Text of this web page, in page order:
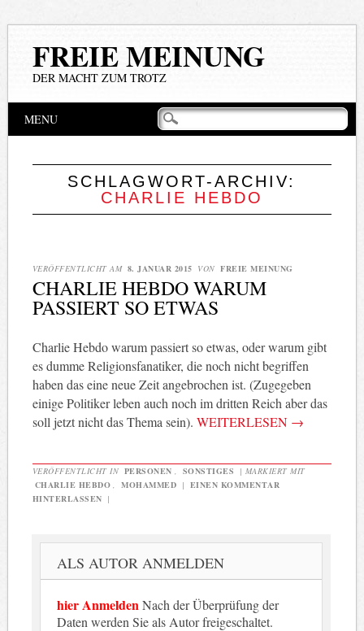
FREIE MEINUNG
DER MACHT ZUM TROTZ
Hauptmenü
Inhalt
MENU
SCHLAGWORT-ARCHIV:
CHARLIE HEBDO
VERÖFFENTLICHT AM 8. JANUAR 2015 VON FREIE MEINUNG
CHARLIE HEBDO WARUM
PASSIERT SO ETWAS
Charlie Hebdo warum passiert so etwas, oder warum gibt
es dumme Religionsfanatiker, die noch nicht begriffen
haben das eine neue Zeit angebrochen ist. (Zugegeben
einige Politiker leben auch noch im dritten Reich aber das
soll jetzt nicht das Thema sein). WEITERLESEN →
VERÖFFENTLICHT IN PERSONEN SONSTIGES | MARKIERT MIT
CHARLIE HEBDO
MOHAMMED | EINEN KOMMENTAR
HINTERLASSEN |
ALS AUTOR ANMELDEN
hier AnmeldenNach der Überprüfung der
Daten werden Sie als Autor freigeschaltet.